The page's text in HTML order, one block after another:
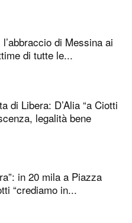
di Messina ai
di tutte le...
di Libera: D’Alia “a Ciotti
legalità bene
in 20 mila a Piazza
“crediamo in...